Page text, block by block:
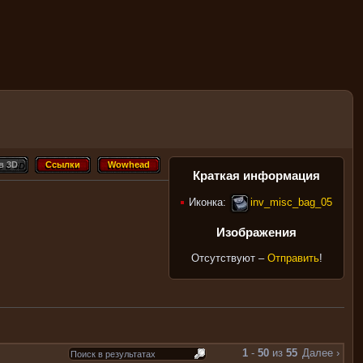
Краткая информация
Иконка: inv_misc_bag_05
Изображения
Отсутствуют – Отправить!
Wowhead
Wowhead
Ссылки
Ссылки
в 3D
3D
1- 50из 55 Далее ›